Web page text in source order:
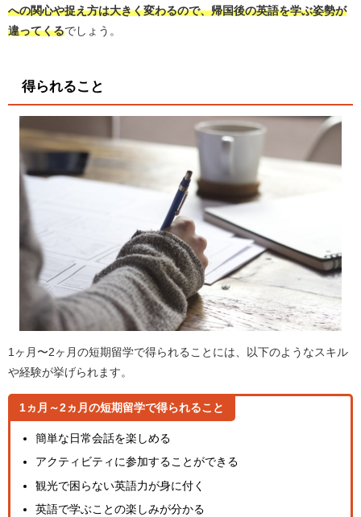
への関心や捉え方は大きく変わるので、帰国後の英語を学ぶ姿勢が
違ってくるでしょう。
得られること
1ヶ月〜2ヶ月の短期留学で得られることには、以下のようなスキル
や経験が挙げられます。
1ヵ月～2ヵ月の短期留学で得られること
簡単な日常会話を楽しめる
アクティビティに参加することができる
観光で困らない英語力が身に付く
英語で学ぶことの楽しみが分かる